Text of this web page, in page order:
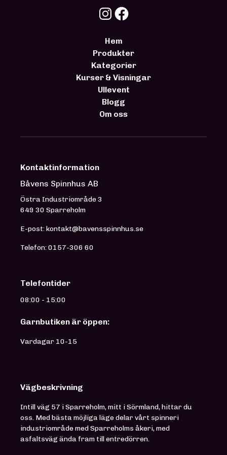
Hem
Produkter
Kategorier
Kurser & Visningar
Ullevent
Blogg
Om oss
Kontaktinformation
Båvens Spinnhus AB
Östra Industriområde 3
649 30 Sparreholm
E-post: kontakt@bavensspinnhus.se
Telefon: 0157-306 60
Telefontider
08:00 - 15:00
Garnbutiken är öppen:
Vardagar 10-15
Vägbeskrivning
Intill väg 57 i Sparreholm, mitt i Sörmland, hittar du
oss. Med bästa möjliga läge delar vårt spinneri
industriområde med Sparreholms åkeri, med
asfaltsväg ända fram till entredörren.